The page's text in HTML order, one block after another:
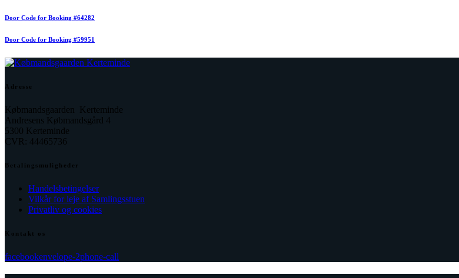
Door Code for Booking #64282
Door Code for Booking #59951
Adresse
Købmandsgaarden Kerteminde
Andresens Købmandsgård 4
5300 Kerteminde
CVR: 44465736
Betalingsmuligheder
Handelsbetingelser
Vilkår for leje af Samlingsstuen
Privatliv og cookies
Kontakt os
facebookenvelope-2phone-call